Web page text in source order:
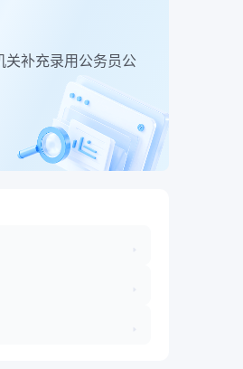
关补充录用公务员公